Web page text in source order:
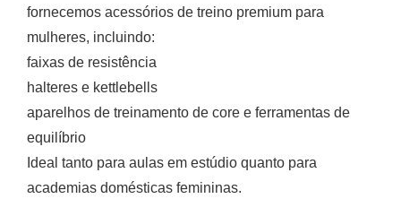
fornecemos acessórios de treino premium para
mulheres, incluindo:
faixas de resistência
halteres e kettlebells
aparelhos de treinamento de core e ferramentas de
equilíbrio
Ideal tanto para aulas em estúdio quanto para
academias domésticas femininas.